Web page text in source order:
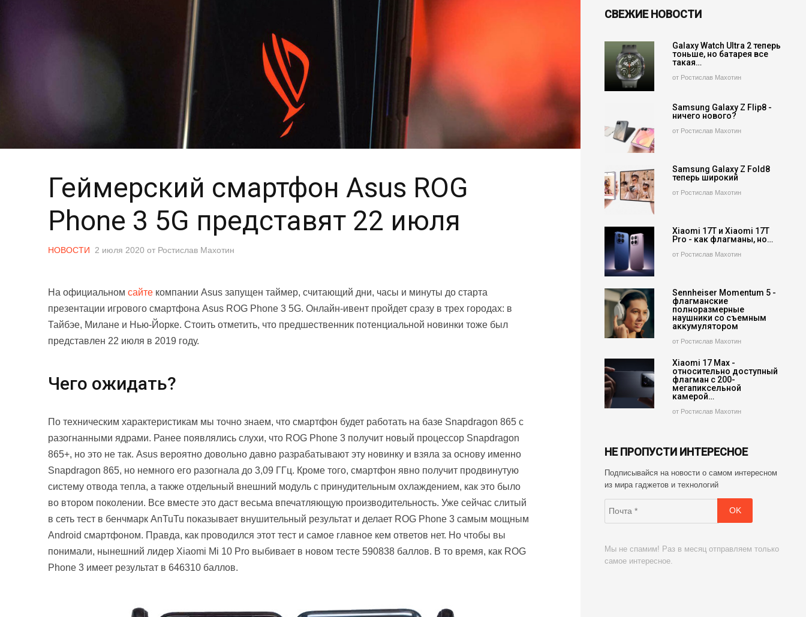
Геймерский смартфон Asus ROG
Phone 3 5G представят 22 июля
НОВОСТИ 2 июля 2020 от Ростислав Махотин
На официальном сайте компании Asus запущен таймер, считающий дни, часы и минуты до старта
презентации игрового смартфона Asus ROG Phone 3 5G. Онлайн-ивент пройдет сразу в трех городах: в
Тайбэе, Милане и Нью-Йорке. Стоить отметить, что предшественник потенциальной новинки тоже был
представлен 22 июля в 2019 году.
Чего ожидать?
По техническим характеристикам мы точно знаем, что смартфон будет работать на базе Snapdragon 865 с
разогнанными ядрами. Ранее появлялись слухи, что ROG Phone 3 получит новый процессор Snapdragon
865+, но это не так. Asus вероятно довольно давно разрабатывают эту новинку и взяла за основу именно
Snapdragon 865, но немного его разогнала до 3,09 ГГц. Кроме того, смартфон явно получит продвинутую
систему отвода тепла, а также отдельный внешний модуль с принудительным охлаждением, как это было
во втором поколении. Все вместе это даст весьма впечатляющую производительность. Уже сейчас слитый
в сеть тест в бенчмарк AnTuTu показывает внушительный результат и делает ROG Phone 3 самым мощным
Android смартфоном. Правда, как проводился этот тест и самое главное кем ответов нет. Но чтобы вы
понимали, нынешний лидер Xiaomi Mi 10 Pro выбивает в новом тесте 590838 баллов. В то время, как ROG
Phone 3 имеет результат в 646310 баллов.
СВЕЖИЕ НОВОСТИ
Galaxy Watch Ultra 2 теперь
тоньше, но батарея все
такая…
от Ростислав Махотин
Samsung Galaxy Z Flip8 -
ничего нового?
от Ростислав Махотин
Samsung Galaxy Z Fold8
теперь широкий
от Ростислав Махотин
Xiaomi 17T и Xiaomi 17T
Pro - как флагманы, но…
от Ростислав Махотин
Sennheiser Momentum 5 -
флагманские
полноразмерные
наушники со съемным
аккумулятором
от Ростислав Махотин
Xiaomi 17 Max -
относительно доступный
флагман с 200-
мегапиксельной
камерой…
от Ростислав Махотин
НЕ ПРОПУСТИ ИНТЕРЕСНОЕ
Подписывайся на новости о самом интересном
из мира гаджетов и технологий
Мы не спамим! Раз в месяц отправляем только
самое интересное.